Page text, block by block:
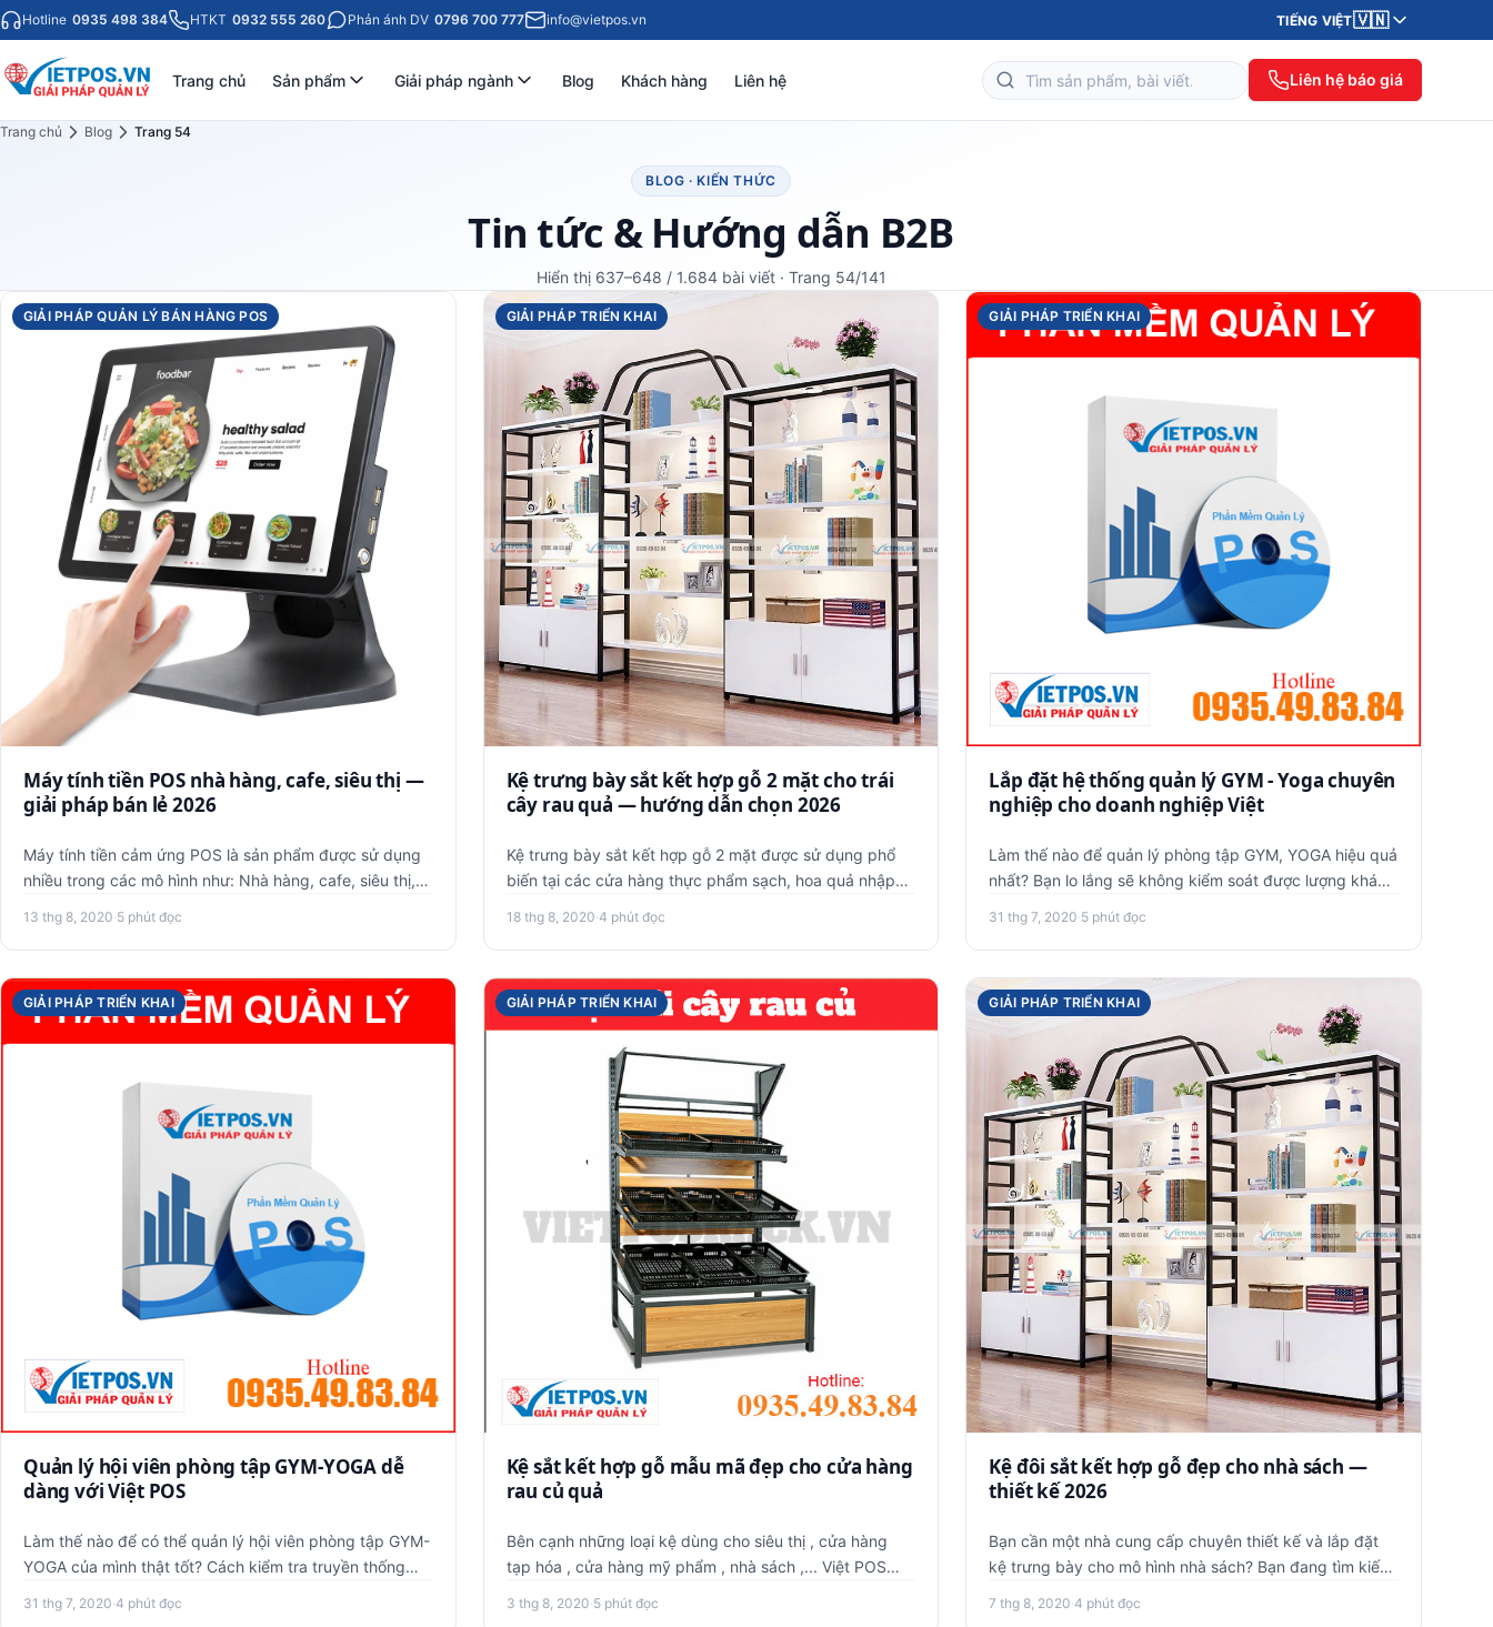
Hotline 0935 498 384 HTKT 0932 555 260 Phản ánh DV 0796 700 777 info@vietpos.vn TIẾNG VIỆT🇻🇳
Trang chủ Sản phẩm Giải pháp ngành Blog Khách hàng Liên hệ Liên hệ báo giá
Trang chủ Blog Trang 54
BLOG · KIẾN THỨC
Tin tức & Hướng dẫn B2B
Hiển thị 637–648 / 1.684 bài viết · Trang 54/141
GIẢI PHÁP QUẢN LÝ BÁN HÀNG POS
Máy tính tiền POS nhà hàng, cafe, siêu thị —
giải pháp bán lẻ 2026
Máy tính tiền cảm ứng POS là sản phẩm được sử dụng
nhiều trong các mô hình như: Nhà hàng, cafe, siêu thị,
13 thg 8, 2020·5 phút đọc
GIẢI PHÁP TRIỂN KHAI
Kệ trưng bày sắt kết hợp gỗ 2 mặt cho trái
cây rau quả — hướng dẫn chọn 2026
Kệ trưng bày sắt kết hợp gỗ 2 mặt được sử dụng phổ
biến tại các cửa hàng thực phẩm sạch, hoa quả nhập
18 thg 8, 2020·4 phút đọc
GIẢI PHÁP TRIỂN KHAI
Lắp đặt hệ thống quản lý GYM - Yoga chuyên
nghiệp cho doanh nghiệp Việt
Làm thế nào để quản lý phòng tập GYM, YOGA hiệu quả
nhất? Bạn lo lắng sẽ không kiểm soát được lượng khách
31 thg 7, 2020·5 phút đọc
GIẢI PHÁP TRIỂN KHAI
Quản lý hội viên phòng tập GYM-YOGA dễ
dàng với Việt POS
Làm thế nào để có thể quản lý hội viên phòng tập GYM-
YOGA của mình thật tốt? Cách kiểm tra truyền thống
31 thg 7, 2020·4 phút đọc
GIẢI PHÁP TRIỂN KHAI
Kệ sắt kết hợp gỗ mẫu mã đẹp cho cửa hàng
rau củ quả
Bên cạnh những loại kệ dùng cho siêu thị , cửa hàng
tạp hóa , cửa hàng mỹ phẩm , nhà sách ,... Việt POS
3 thg 8, 2020·5 phút đọc
GIẢI PHÁP TRIỂN KHAI
Kệ đôi sắt kết hợp gỗ đẹp cho nhà sách —
thiết kế 2026
Bạn cần một nhà cung cấp chuyên thiết kế và lắp đặt
kệ trưng bày cho mô hình nhà sách? Bạn đang tìm kiếm
7 thg 8, 2020·4 phút đọc